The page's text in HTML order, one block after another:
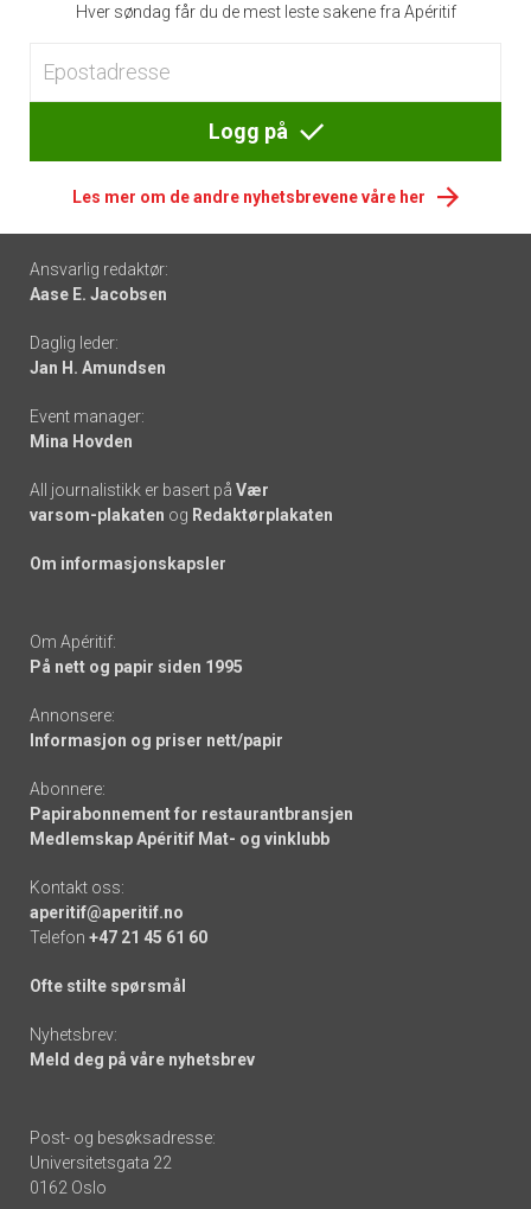
Hver søndag får du de mest leste sakene fra Apéritif
Logg på
Les mer om de andre nyhetsbrevene våre her
Footer
-
links
Ansvarlig redaktør:
Aase E. Jacobsen
Daglig leder:
Jan H. Amundsen
Event manager:
Mina Hovden
All journalistikk er basert på Vær
varsom-plakaten og Redaktørplakaten
Om informasjonskapsler
Om Apéritif:
På nett og papir siden 1995
Annonsere:
Informasjon og priser nett/papir
Abonnere:
Papirabonnement for restaurantbransjen
Medlemskap Apéritif Mat- og vinklubb
Kontakt oss:
aperitif@aperitif.no
Telefon +47 21 45 61 60
Ofte stilte spørsmål
Nyhetsbrev:
Meld deg på våre nyhetsbrev
Post- og besøksadresse:
Universitetsgata 22
0162 Oslo